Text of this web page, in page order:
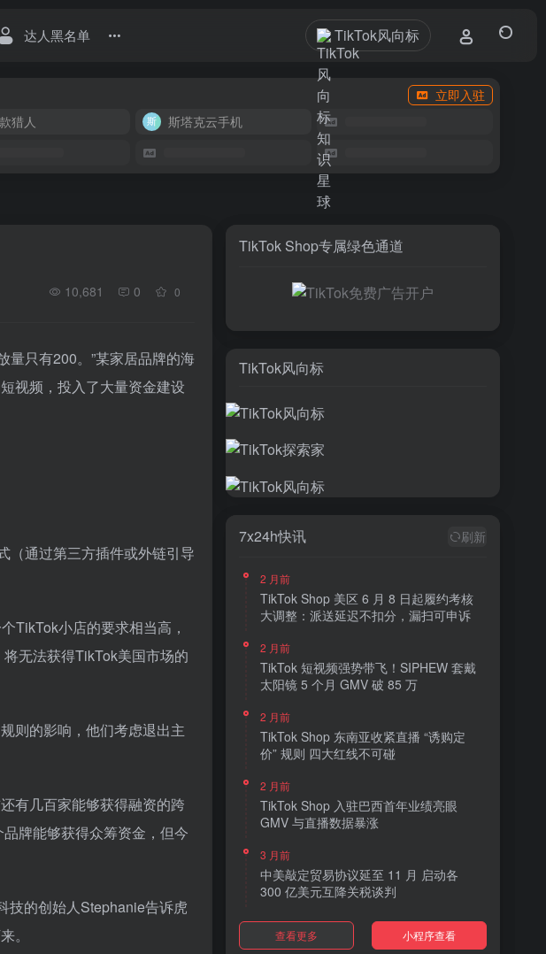
达人黑名单 TikTok风向标
立即入驻
猎人 斯塔克云手机
10,681 0 0
量只有200。”某家居品牌的海
视频，投入了大量资金建设
（通过第三方插件或外链引导
TikTok小店的要求相当高，
无法获得TikTok美国市场的
则的影响，他们考虑退出主
有几百家能够获得融资的跨
牌能够获得众筹资金，但今
技的创始人Stephanie告诉虎
。
TikTok Shop专属绿色通道
TikTok风向标
7x24h快讯 刷新
2 月前
TikTok Shop 美区 6 月 8 日起履约考核
大调整：派送延迟不扣分，漏扫可申诉
2 月前
TikTok 短视频强势带飞！SIPHEW 套戴
太阳镜 5 个月 GMV 破 85 万
2 月前
TikTok Shop 东南亚收紧直播 “诱购定
价” 规则 四大红线不可碰
2 月前
TikTok Shop 入驻巴西首年业绩亮眼
GMV 与直播数据暴涨
3 月前
中美敲定贸易协议延至 11 月 启动各
300 亿美元互降关税谈判
3 月前
TikTok Shop 上线 “三日达” 标签 履约
查看更多 小程序查看